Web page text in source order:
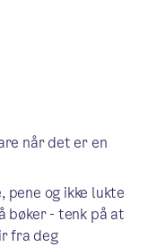
når det er en
og ikke lukte
bøker - tenk på at
fra deg